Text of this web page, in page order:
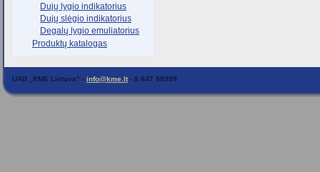
Dujų lygio indikatorius
Dujų slėgio indikatorius
Degalų lygio emuliatorius
Produktų katalogas
UAB „KME Lietuva“ - info@kme.lt - 8 647 88999